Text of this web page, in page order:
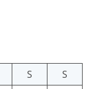
S
S